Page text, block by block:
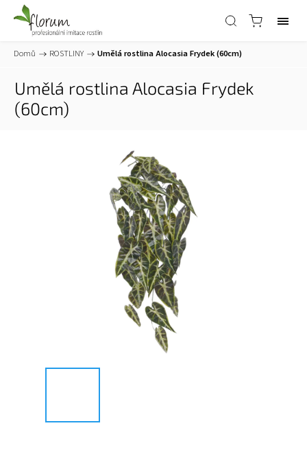
Domů / ROSTLINY / Umělá rostlina Alocasia Frydek (60cm)
Umělá rostlina Alocasia Frydek
(60cm)